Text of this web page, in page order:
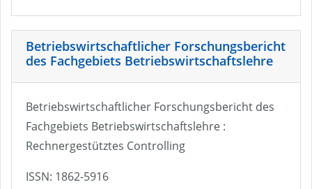
Betriebswirtschaftlicher Forschungsbericht
des Fachgebiets Betriebswirtschaftslehre
Betriebswirtschaftlicher Forschungsbericht des
Fachgebiets Betriebswirtschaftslehre :
Rechnergestütztes Controlling
ISSN: 1862-5916